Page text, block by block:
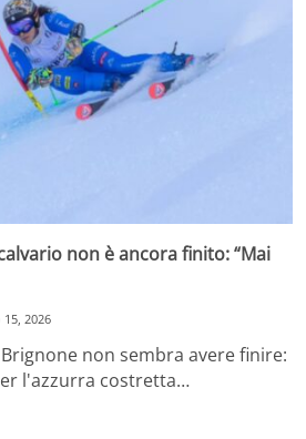
non è ancora finito: “Mai
2026
non sembra avere finire:
l'azzurra costretta…